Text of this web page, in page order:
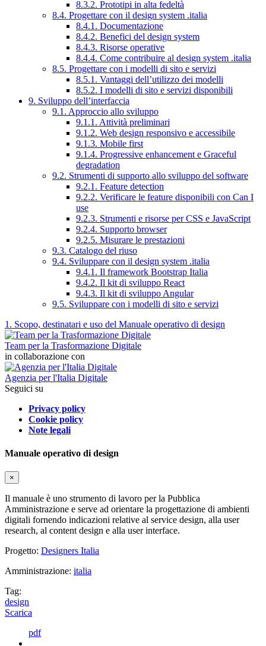
8.3.2. Prototipi in alta fedeltà
8.4. Progettare con il design system .italia
8.4.1. Documentazione
8.4.2. Benefici del design system
8.4.3. Risorse operative
8.4.4. Come contribuire al design system .italia
8.5. Progettare con i modelli di sito e servizi
8.5.1. Vantaggi dell’utilizzo dei modelli
8.5.2. I modelli di sito e servizi disponibili
9. Sviluppo dell’interfaccia
9.1. Approccio allo sviluppo
9.1.1. Attività preliminari
9.1.2. Web design responsivo e accessibile
9.1.3. Mobile first
9.1.4. Progressive enhancement e Graceful
degradation
9.2. Strumenti di supporto allo sviluppo del software
9.2.1. Feature detection
9.2.2. Verificare le feature disponibili con Can I
use
9.2.3. Strumenti e risorse per CSS e JavaScript
9.2.4. Supporto browser
9.2.5. Misurare le prestazioni
9.3. Catalogo del riuso
9.4. Sviluppare con il design system .italia
9.4.1. Il framework Bootstrap Italia
9.4.2. Il kit di sviluppo React
9.4.3. Il kit di sviluppo Angular
9.5. Sviluppare con i modelli di sito e servizi
1. Scopo, destinatari e uso del Manuale operativo di design
Team per la Trasformazione Digitale
in collaborazione con
Agenzia per l'Italia Digitale
Seguici su
Privacy policy
Cookie policy
Note legali
Manuale operativo di design
×
Il manuale è uno strumento di lavoro per la Pubblica
Amministrazione e serve ad orientare la progettazione di ambienti
digitali fornendo indicazioni relative al service design, alla user
research, al content design e alla user interface.
Progetto: Designers Italia
Amministrazione: italia
Tag:
design
Scarica
pdf